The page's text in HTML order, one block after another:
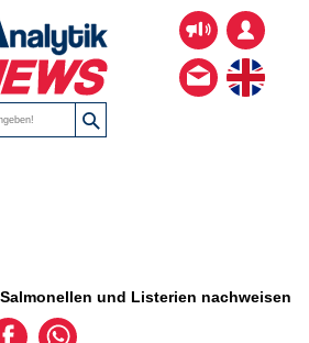
und Listerien nachweisen